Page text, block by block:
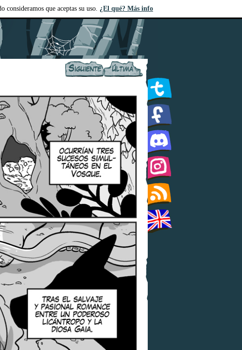
consideramos que aceptas su uso. ¿El qué? Más info